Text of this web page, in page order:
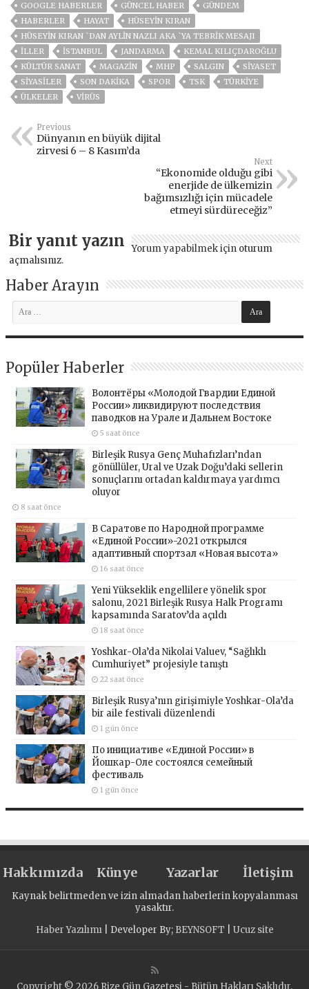
GOOGLE HABERLER
GÜNCEL HABER
GÜNDEM
HABERLER
HAYAT
HÜSEYIN KIRAN
HÜSEYIN KIRAN `DAN AYLIN NAZLI AKA `YA TEBRIK MESAJI
İLLER
ISTANBUL JANDARMA
KEMAL KILIÇDAROĞLU
KÜLTÜR SANAT
MAGAZİN MHP SALGIN
SİYASET
SİYASİLER
SON DAKIKA SPOR TSK
TÜRKİYE
ÜLKELER
VIRÜS
Previous
Dünyanın en büyük dijital
zirvesi 6 – 8 Kasım’da
Next
“Ekonomide olduğu gibi
enerjide de ülkemizin
bağımsızlığı için mücadele
etmeyi sürdüreceğiz”
Bir yanıt yazın Yorum yapabilmek için oturum
açmalısınız.
Haber Arayın
Popüler Haberler
Волонтёры «Молодой Гвардии Единой
России» ликвидируют последствия
паводков на Урале и Дальнем Востоке
5 saat önce
Birleşik Rusya Genç Muhafızları’ndan
gönüllüler, Ural ve Uzak Doğu’daki sellerin
sonuçlarını ortadan kaldırmaya yardımcı
oluyor
8 saat önce
В Саратове по Народной программе
«Единой России»-2021 открылся
адаптивный спортзал «Новая высота»
16 saat önce
Yeni Yükseklik engellilere yönelik spor
salonu, 2021 Birleşik Rusya Halk Programı
kapsamında Saratov’da açıldı
18 saat önce
Yoshkar-Ola’da Nikolai Valuev, “Sağlıklı
Cumhuriyet” projesiyle tanıştı
22 saat önce
Birleşik Rusya’nın girişimiyle Yoshkar-Ola’da
bir aile festivali düzenlendi
1 gün önce
По инициативе «Единой России» в
Йошкар-Оле состоялся семейный
фестиваль
1 gün önce
Hakkımızda Künye Yazarlar İletişim
Kaynak belirtmeden ve izin almadan haberlerin kopyalanması
yasaktır.
Haber Yazılımı| Developer By; BEYNSOFT Ucuz site
Copyright © 2026 Rize Gün Gazetesi - Bütün Hakları Saklıdır.